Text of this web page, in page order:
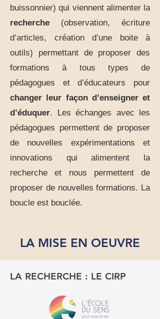
buissonnier) qui viennent alimenter la
recherche (observation, écriture
d’articles, création d’une boite à
outils) permettant de proposer des
formations à tous types de
pédagogues et d’éducateurs pour
changer leur façon d’enseigner et
d’éduquer. Les échanges avec les
pédagogues permettent de proposer
de nouvelles expérimentations et
innovations qui alimentent la
recherche et nous permettent de
proposer de nouvelles formations. La
boucle est bouclée.
LA MISE EN OEUVRE
LA RECHERCHE : LE CIRP